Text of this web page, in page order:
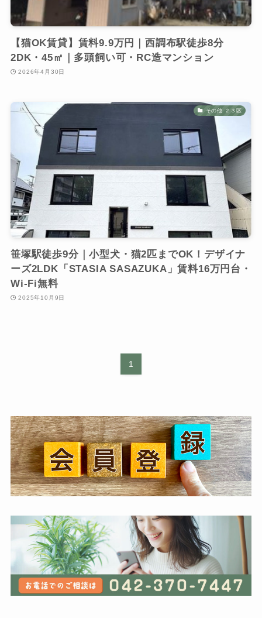
【猫OK賃貸】賃料9.9万円｜西調布駅徒歩8分
2DK・45㎡｜多頭飼い可・RC造マンション
2026年4月30日
その他 ２３区
笹塚駅徒歩9分｜小型犬・猫2匹までOK！デザイナ
ーズ2LDK「STASIA SASAZUKA」賃料16万円台・
Wi-Fi無料
2025年10月9日
1